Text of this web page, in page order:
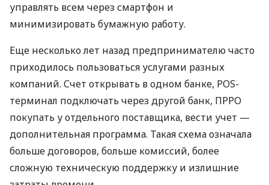
управлять всем через смартфон и
минимизировать бумажную работу.
Еще несколько лет назад предпринимателю часто
приходилось пользоваться услугами разных
компаний. Счет открывать в одном банке, POS-
терминал подключать через другой банк, ПРРО
покупать у отдельного поставщика, вести учет —
дополнительная программа. Такая схема означала
больше договоров, больше комиссий, более
сложную техническую поддержку и излишние